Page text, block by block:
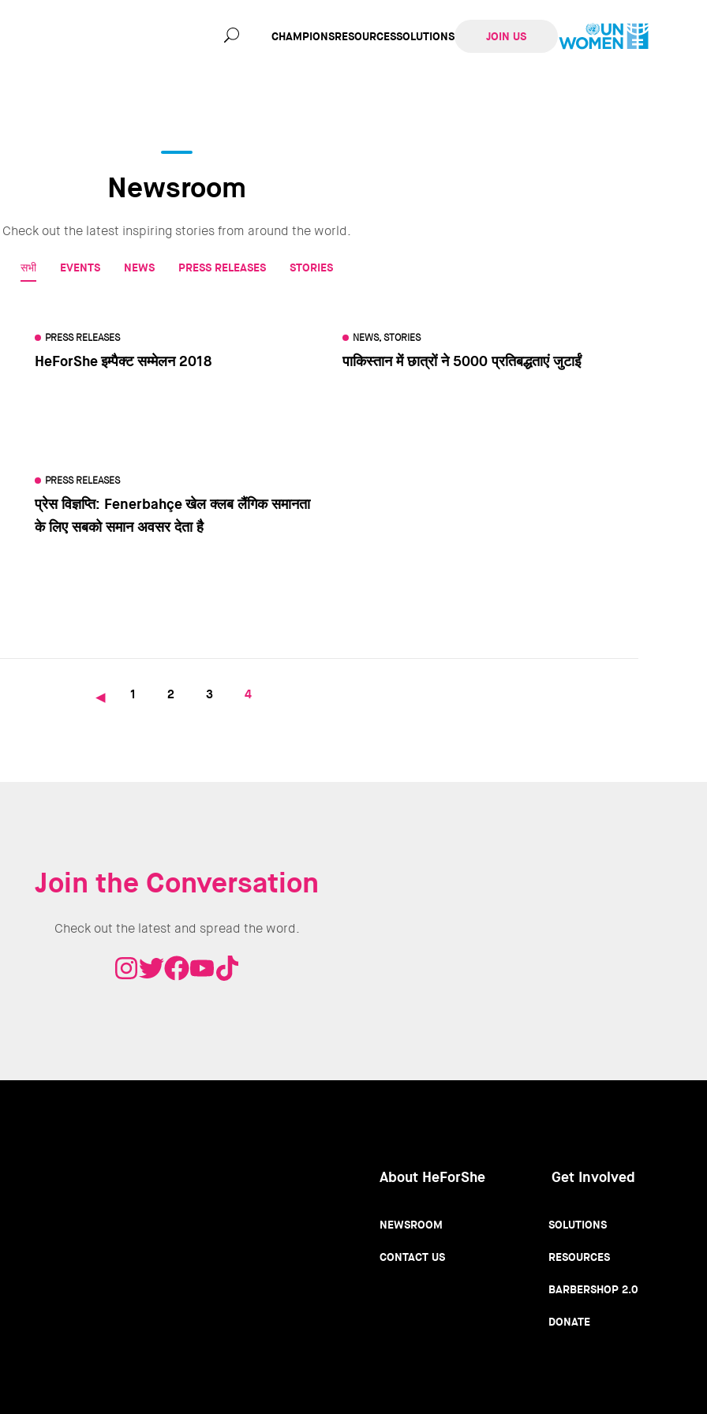
CHAMPIONSRESOURCESSOLUTIONS JOIN US
Newsroom
Check out the latest inspiring stories from around the world.
सभी EVENTS NEWS PRESS RELEASES STORIES
PRESS RELEASES
HeForShe इम्पैक्ट सम्मेलन 2018
NEWS, STORIES
पाकिस्तान में छात्रों ने 5000 प्रतिबद्धताएं जुटाईं
PRESS RELEASES
प्रेस विज्ञप्ति: Fenerbahçe खेल क्लब लैंगिक समानता
के लिए सबको समान अवसर देता है
Previous
page
Page
1 Page
2 Page
3
Current
4
Join the Conversation
Check out the latest and spread the word.
About HeForShe
NEWSROOM
CONTACT US
Get Involved
SOLUTIONS
RESOURCES
BARBERSHOP 2.0
DONATE